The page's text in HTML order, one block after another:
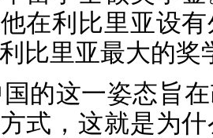
他在利比里亚设
比里亚最大的奖
的这一姿态旨
式，这就是为